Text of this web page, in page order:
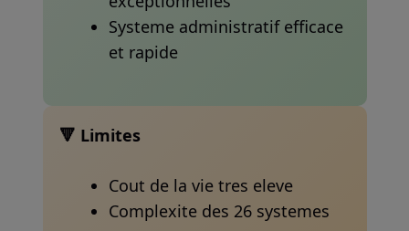
Systeme administratif efficace
et rapide
🔻 Limites
Cout de la vie tres eleve
Complexite des 26 systemes